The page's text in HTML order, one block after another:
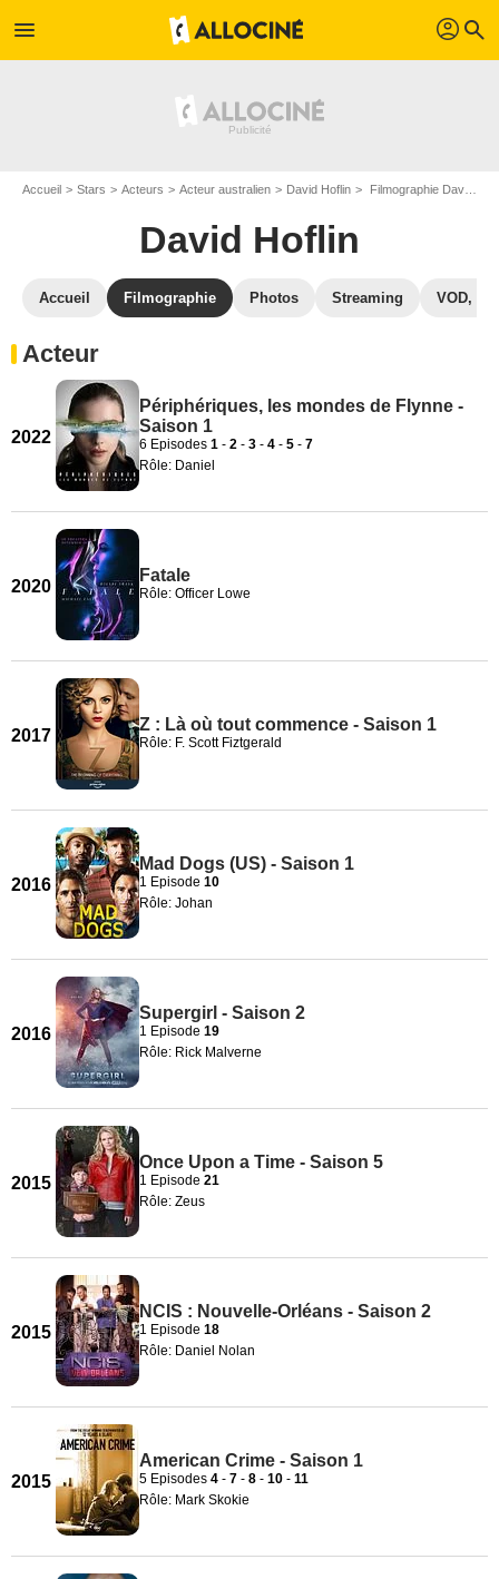
menu profil search
Accueil Stars Acteurs Acteur australien David Hoflin Filmographie David Hoflin
David Hoflin
Accueil Filmographie Photos Streaming VOD,
Acteur
2022
Périphériques, les mondes de Flynne -
Saison 1
6 Episodes 1 - 2 - 3 - 4 - 5 - 7
Rôle: Daniel
2020
Fatale
Rôle: Officer Lowe
2017
Z : Là où tout commence - Saison 1
Rôle: F. Scott Fiztgerald
2016
Mad Dogs (US) - Saison 1
1 Episode 10
Rôle: Johan
2016
Supergirl - Saison 2
1 Episode 19
Rôle: Rick Malverne
2015
Once Upon a Time - Saison 5
1 Episode 21
Rôle: Zeus
2015
NCIS : Nouvelle-Orléans - Saison 2
1 Episode 18
Rôle: Daniel Nolan
2015
American Crime - Saison 1
5 Episodes 4 - 7 - 8 - 10 - 11
Rôle: Mark Skokie